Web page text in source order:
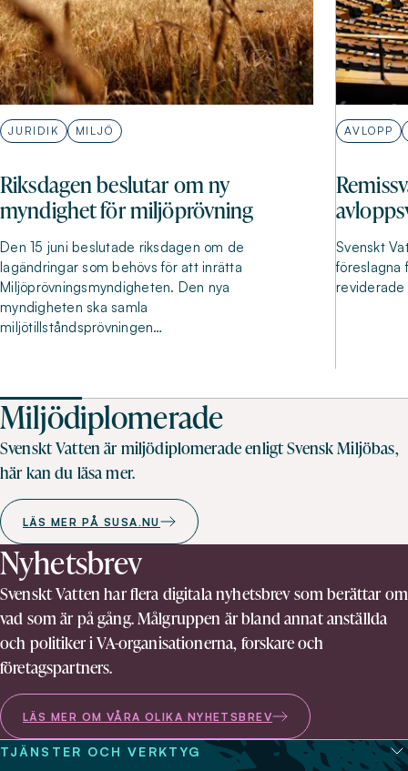
JURIDIK MILJÖ
Riksdagen beslutar om ny
myndighet för miljöprövning
Den 15 juni beslutade riksdagen om de
lagändringar som behövs för att inrätta
Miljöprövningsmyndigheten. Den nya
myndigheten ska samla
miljötillståndsprövningen…
AVLOPP
Svenskt
föreslagna
reviderade
Miljödiplomerade
Svenskt Vatten är miljödiplomerade enligt Svensk Miljöbas,
här kan du läsa mer.
LÄS MER PÅ SUSA.NU
Nyhetsbrev
Svenskt Vatten har flera digitala nyhetsbrev som berättar om
vad som är på gång. Målgruppen är bland annat anställda
och politiker i VA-organisationerna, forskare och
företagspartners.
LÄS MER OM VÅRA OLIKA NYHETSBREV
TJÄNSTER OCH VERKTYG